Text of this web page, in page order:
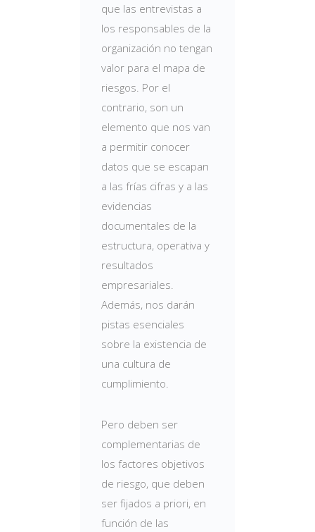
que las entrevistas a
los responsables de la
organización no tengan
valor para el mapa de
riesgos. Por el
contrario, son un
elemento que nos van
a permitir conocer
datos que se escapan
a las frías cifras y a las
evidencias
documentales de la
estructura, operativa y
resultados
empresariales.
Además, nos darán
pistas esenciales
sobre la existencia de
una cultura de
cumplimiento.
Pero deben ser
complementarias de
los factores objetivos
de riesgo, que deben
ser fijados a priori, en
función de las